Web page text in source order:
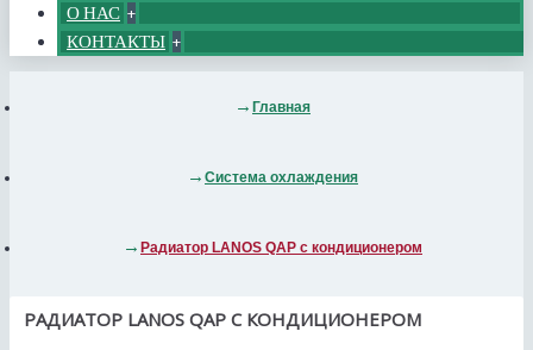
О НАС +
КОНТАКТЫ +
Главная
Система охлаждения
Радиатор LANOS QAP c кондиционером
РАДИАТОР LANOS QAP C КОНДИЦИОНЕРОМ